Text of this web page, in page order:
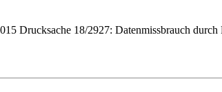
Drucksache 18/2927: Datenmissbrauch durch